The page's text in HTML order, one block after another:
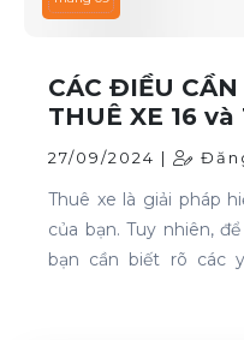
CÁC ĐIỀU
THUÊ XE 16
27/09/2024 |
Thuê xe là giải pháp
của bạn. Tuy nhiên,
bạn cần biết rõ các